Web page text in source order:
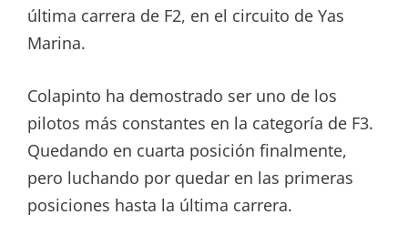
última carrera de F2, en el circuito de Yas
Marina.
Colapinto ha demostrado ser uno de los
pilotos más constantes en la categoría de F3.
Quedando en cuarta posición finalmente,
pero luchando por quedar en las primeras
posiciones hasta la última carrera.